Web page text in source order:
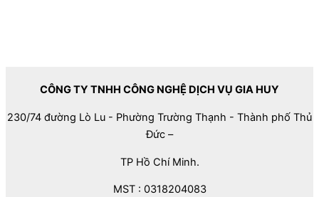
CÔNG TY TNHH CÔNG NGHỆ DỊCH VỤ GIA HUY
230/74 đường Lò Lu - Phường Trường Thạnh - Thành phố Thủ
Đức –
TP Hồ Chí Minh.
MST : 0318204083